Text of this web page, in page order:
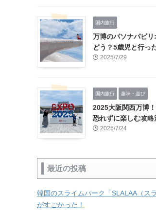
国内旅行
万博のパソナパビリ
どう？5歳児と行っ
2025/7/29
国内旅行 趣味・遊び
2025大阪関西万博
恐れずに楽しむ攻
2025/7/24
最近の投稿
韓国のスライムパーク「SLALAA（スラ
がすごかった！